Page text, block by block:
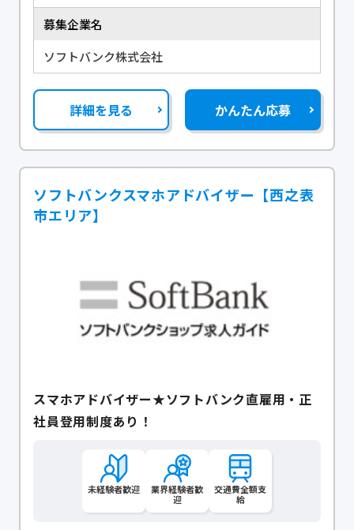
募集企業名
ソフトバンク株式会社
詳細を見る かんたん応募
ソフトバンクスマホアドバイザー【西之表
市エリア】
スマホアドバイザー★ソフトバンク直雇用・正
社員登用制度あり！
未経験者歓迎
業界経験者歓
迎
交通費全額支
給